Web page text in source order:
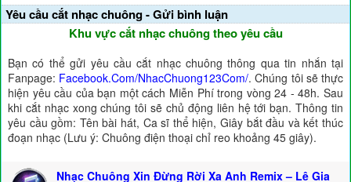
Yêu cầu cắt nhạc chuông - Gửi bình luận
Khu vực cắt nhạc chuông theo yêu cầu
Bạn có thể gửi yêu cầu cắt nhạc chuông thông qua tin nhắn tại
Fanpage: Facebook.Com/NhacChuong123Com/. Chúng tôi sẽ thực
hiện yêu cầu của bạn một cách Miễn Phí trong vòng 24 - 48h. Sau
khi cắt nhạc xong chúng tôi sẽ chủ động liên hệ tới bạn. Thông tin
yêu cầu gồm: Tên bài hát, Ca sĩ thể hiện, Giây bắt đầu và kết thúc
đoạn nhạc (Lưu ý: Chuông điện thoại chỉ reo khoảng 45 giây).
Nhạc Chuông Xin Đừng Rời Xa Anh Remix – Lê Gia